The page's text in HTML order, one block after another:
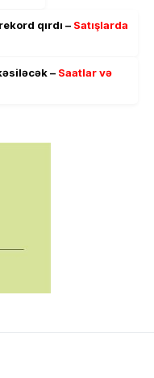
qırdı – Satışlarda
– Saatlar və